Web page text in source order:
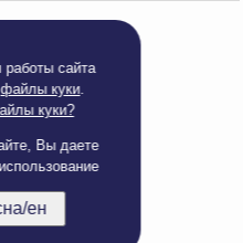
сайта
файлы куки.
куки?
Вы даете
ен
сайта